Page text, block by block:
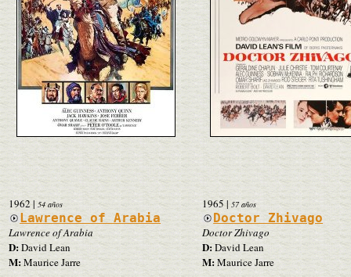
1962| 54 años
Lawrence of Arabia
Lawrence of Arabia
D:David Lean
M:Maurice Jarre
1965| 57 años
Doctor Zhivago
Doctor Zhivago
D:David Lean
M:Maurice Jarre